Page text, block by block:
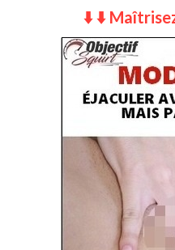
les deep spots mais il y a
que cela fonctionne.
énerver, changer de
vagin, ce qui va créer un
votre partenaire). Dès lors
justement ne plus donner
partenaire derechercher
très frustrant pour vous
vite se démotiver et
qu’on n’y arrive pas !
Le majeur est votre
⬇️ ⬇️